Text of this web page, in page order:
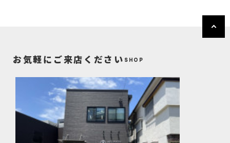
お気軽にご来店ください SHOP